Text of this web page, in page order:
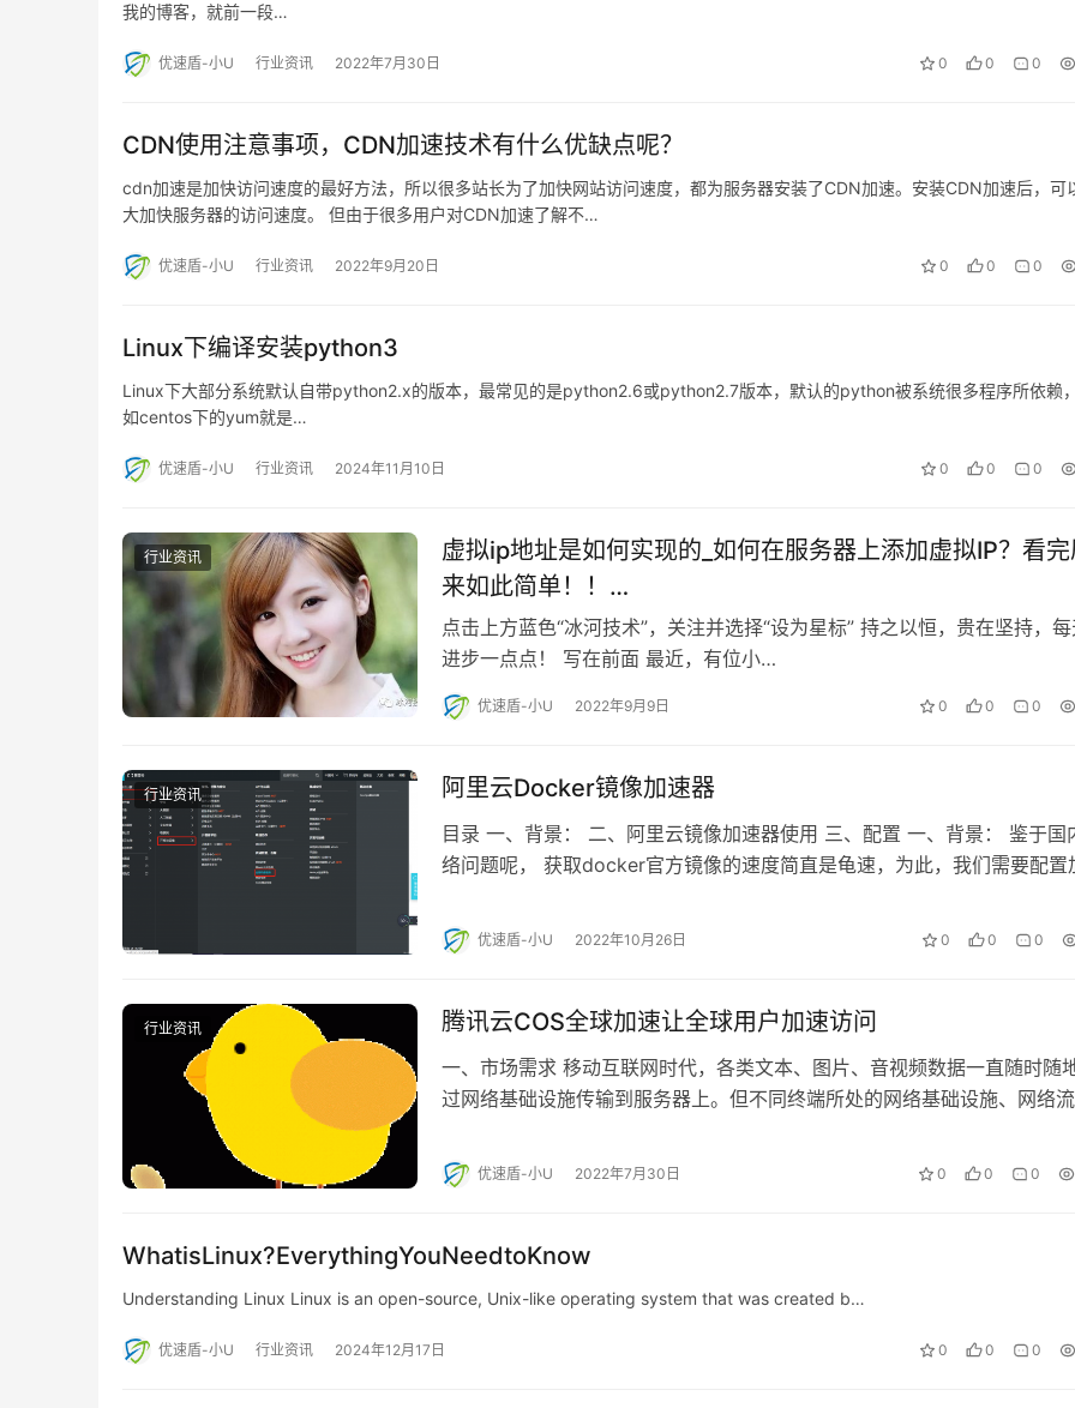
我的博客，就前一段…
优速盾-小U 行业资讯 2022年7月30日 0 0 0
CDN使用注意事项，CDN加速技术有什么优缺点呢？
cdn加速是加快访问速度的最好方法，所以很多站长为了加快网站访问速度，都为服务器安装了CDN加速。安装CDN加速后，可
大加快服务器的访问速度。 但由于很多用户对CDN加速了解不…
优速盾-小U 行业资讯 2022年9月20日 0 0 0
Linux下编译安装python3
Linux下大部分系统默认自带python2.x的版本，最常见的是python2.6或python2.7版本，默认的python被系统很多程序所依赖
如centos下的yum就是…
优速盾-小U 行业资讯 2024年11月10日 0 0 0
行业资讯
虚拟ip地址是如何实现的_如何在服务器上添加虚拟IP？看完
来如此简单！！…
点击上方蓝色“冰河技术”，关注并选择“设为星标” 持之以恒，贵在坚持，每
进步一点点！ 写在前面 最近，有位小…
优速盾-小U 2022年9月9日 0 0 0
行业资讯 阿里云Docker镜像加速器
目录 一、背景： 二、阿里云镜像加速器使用 三、配置 一、背景： 鉴于国
络问题呢， 获取docker官方镜像的速度简直是龟速，为此，我们需要配置
优速盾-小U 2022年10月26日 0 0 0
行业资讯 腾讯云COS全球加速让全球用户加速访问
一、市场需求 移动互联网时代，各类文本、图片、音视频数据一直随时随
过网络基础设施传输到服务器上。但不同终端所处的网络基础设施、网络流
优速盾-小U 2022年7月30日 0 0 0
WhatisLinux?EverythingYouNeedtoKnow
Understanding Linux Linux is an open-source, Unix-like operating system that was created b…
优速盾-小U 行业资讯 2024年12月17日 0 0 0